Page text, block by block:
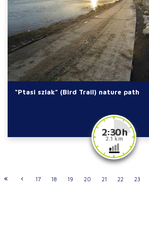
“Ptasi szlak” (Bird Trail) nature path
2:30 h
2.1 km
17 18 19 20 21 22 23